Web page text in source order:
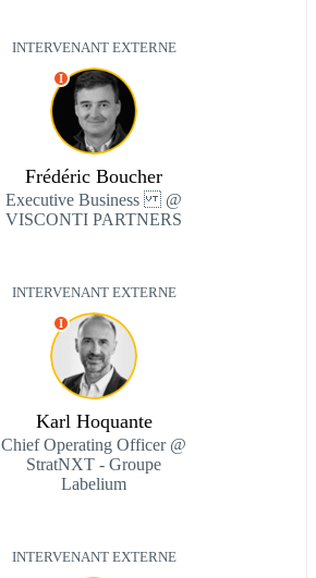
INTERVENANT EXTERNE
I
Frédéric Boucher
Executive Business @
VISCONTI PARTNERS
INTERVENANT EXTERNE
I
Karl Hoquante
Chief Operating Officer @
StratNXT - Groupe
Labelium
INTERVENANT EXTERNE